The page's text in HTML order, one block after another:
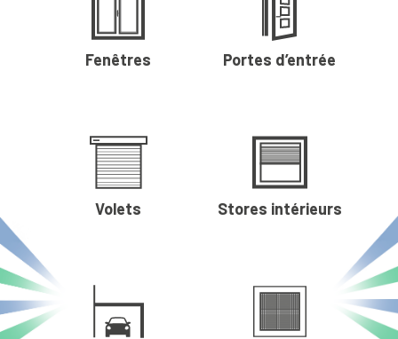
Fenêtres Portes d’entrée
Volets Stores intérieurs